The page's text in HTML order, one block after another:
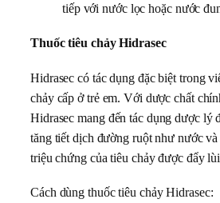
tiếp với nước lọc hoặc nước
Thuốc tiêu chảy Hidrasec
Hidrasec có tác dụng đặc biệt trong
chảy cấp ở trẻ em. Với dược chất
Hidrasec mang đến tác dụng dược lý
tăng tiết dịch đường ruột như nước
triệu chứng của tiêu chảy được đẩy
Cách dùng thuốc tiêu chảy Hidrasec: